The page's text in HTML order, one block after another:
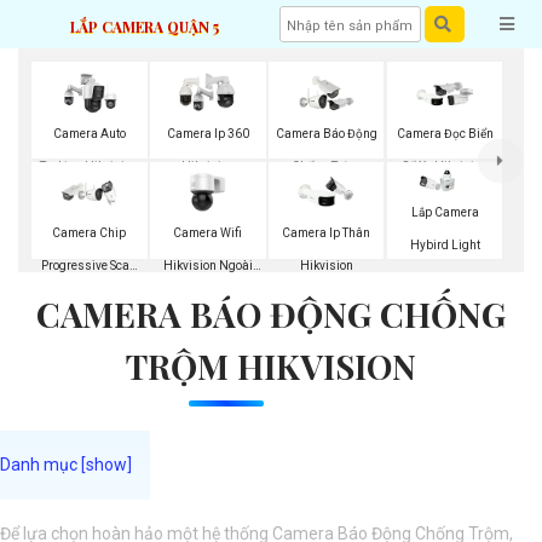
LẮP CAMERA QUẬN 5
Camera Auto
Traking Hikvision
Camera Ip 360
Hikvision
Camera Báo Động
Chống Trộm
Hikvision
Camera Đọc Biển
Số Xe Hikvision
Camera Chip
Progressive Scan
Camera Wifi
Hikvision Ngoài
Trời 360
Camera Ip Thân
Hikvision
Lắp Camera
Hybird Light
CAMERA BÁO ĐỘNG CHỐNG
TRỘM HIKVISION
Để lựa chọn hoàn hảo một hệ thống Camera Báo Động Chống Trộm,